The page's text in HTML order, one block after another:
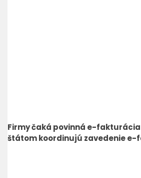
Firmy čaká povinná e-
štátom koordinujú zavedenie